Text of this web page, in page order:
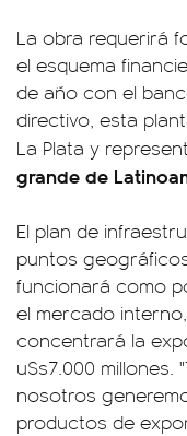
La obra requerirá
el esquema
de año con el
directivo, esta
La Plata y
grande de
El plan de
puntos
funcionará como
el mercado
concentrará la
u$s7.000
nosotros
productos de